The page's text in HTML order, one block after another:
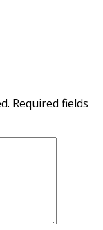
Required fields